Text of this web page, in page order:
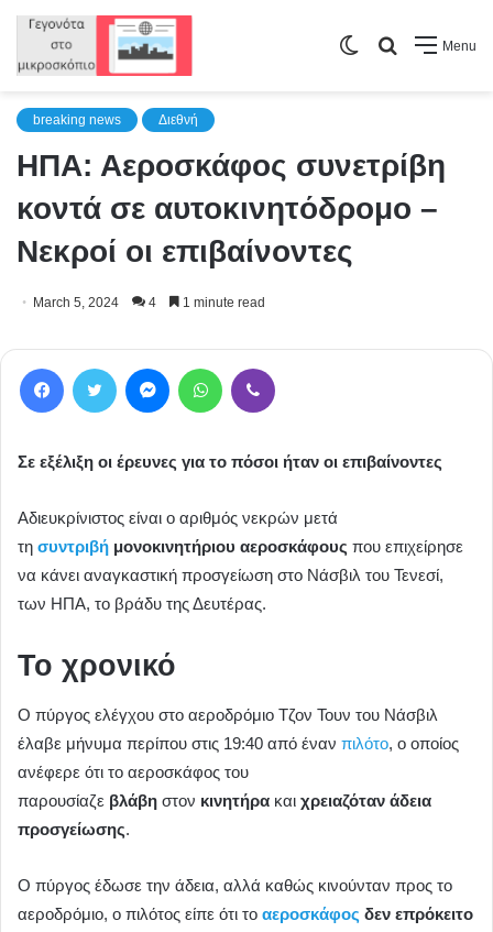
Menu
Search
Switch
breaking news Διεθνή
ΗΠΑ: Αεροσκάφος συνετρίβη
κοντά σε αυτοκινητόδρομο –
Νεκροί οι επιβαίνοντες
March 5, 2024 4 1 minute read
Σε εξέλιξη οι έρευνες για το πόσοι ήταν οι επιβαίνοντες
Αδιευκρίνιστος είναι ο αριθμός νεκρών μετά
τη συντριβή μονοκινητήριου αεροσκάφους που επιχείρησε
να κάνει αναγκαστική προσγείωση στο Νάσβιλ του Τενεσί,
των ΗΠΑ, το βράδυ της Δευτέρας.
Το χρονικό
Ο πύργος ελέγχου στο αεροδρόμιο Τζον Τουν του Νάσβιλ
έλαβε μήνυμα περίπου στις 19:40 από έναν πιλότο, ο οποίος
ανέφερε ότι το αεροσκάφος του
παρουσίαζε βλάβη στον κινητήρα και χρειαζόταν άδεια
προσγείωσης.
Ο πύργος έδωσε την άδεια, αλλά καθώς κινούνταν προς το
αεροδρόμιο, ο πιλότος είπε ότι το αεροσκάφος δεν επρόκειτο